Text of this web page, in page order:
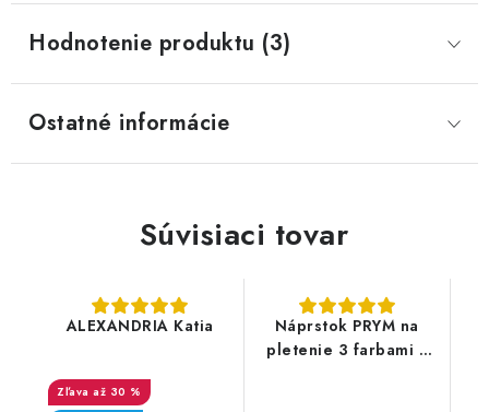
Hodnotenie produktu (3)
Ostatné informácie
Súvisiaci tovar
ALEXANDRIA Katia
až 30 %
Náprstok PRYM na
pletenie 3 farbami s